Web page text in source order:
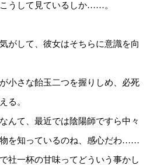
うして見ているしか……。
がして、彼女はそちらに意識を向
小さな飴玉二つを握りしめ、必死
る。
んて、最近では陰陽師ですら中々
を知っているのね、感心だわ……
社一杯の甘味ってどういう事かし